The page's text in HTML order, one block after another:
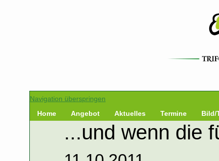
Navigation überspringen
Home
Angebot Aktuelles Termine Bild/
...und wenn die